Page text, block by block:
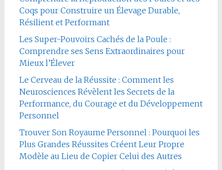
Coqs pour Construire un Élevage Durable,
Résilient et Performant
Les Super-Pouvoirs Cachés de la Poule :
Comprendre ses Sens Extraordinaires pour
Mieux l’Élever
Le Cerveau de la Réussite : Comment les
Neurosciences Révèlent les Secrets de la
Performance, du Courage et du Développement
Personnel
Trouver Son Royaume Personnel : Pourquoi les
Plus Grandes Réussites Créent Leur Propre
Modèle au Lieu de Copier Celui des Autres